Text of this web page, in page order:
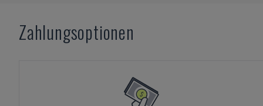
Zahlungsoptionen